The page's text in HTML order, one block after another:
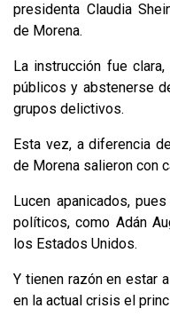
presidenta Claudia
de Morena.
La instrucción fue
públicos y abstenerse
grupos delictivos.
Esta vez, a diferencia
de Morena salieron con
Lucen apanicados,
políticos, como Adán
los Estados Unidos.
Y tienen razón en estar
en la actual crisis el